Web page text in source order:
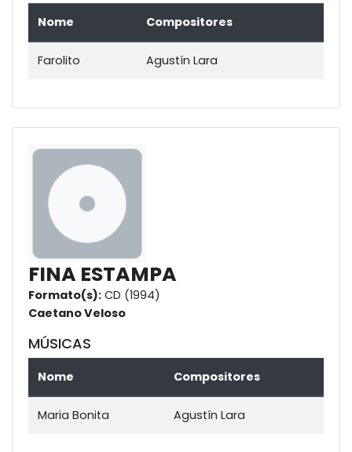
Nome Compositores
Farolito Agustín Lara
FINA ESTAMPA
Formato(s): CD (1994)
Caetano Veloso
MÚSICAS
Nome Compositores
Maria Bonita Agustín Lara